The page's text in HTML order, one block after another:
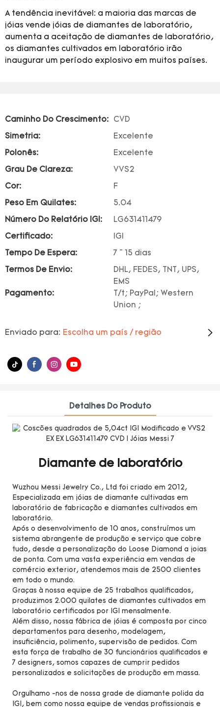
A tendência inevitável: a maioria das marcas de
jóias vende jóias de diamantes de laboratório,
aumenta a aceitação de diamantes de laboratório,
os diamantes cultivados em laboratório irão
inaugurar um período explosivo em muitos países.
Caminho Do Crescimento: CVD
Simetria: Excelente
Polonês: Excelente
Grau De Clareza: VVS2
Cor: F
Peso Em Quilates: 5.04
Número Do Relatório IGI: LG631411479
Certificado: IGI
Tempo De Espera: 7 ~ 15 dias
Termos De Envio:
DHL, FEDES, TNT, UPS,
EMS
Pagamento:
T/t; PayPal; Western
Union ;
Enviado para: Escolha um país / região
Detalhes Do Produto
Diamante de laboratório
Wuzhou Messi Jewelry Co., Ltd foi criado em 2012,
Especializada em jóias de diamante cultivadas em
laboratório de fabricação e diamantes cultivados em
laboratório.
Após o desenvolvimento de 10 anos, construímos um
sistema abrangente de produção e serviço que cobre
tudo, desde a personalização do Loose Diamond a joias
de ponta. Com uma vasta experiência em vendas de
comércio exterior, atendemos mais de 2500 clientes
em todo o mundo.
Graças à nossa equipe de 25 trabalhos qualificados,
produzimos 2.000 quilates de diamantes cultivados em
laboratório certificados por IGI mensalmente.
Além disso, nossa fábrica de jóias é composta por cinco
departamentos para desenho, modelagem,
insuficiência, polimento, supervisão de pedidos. Com
esta força de trabalho de 30 funcionários qualificados e
7 designers, somos capazes de cumprir pedidos
personalizados e solicitações de produção em massa.
Orgulhamo -nos de nossa grade de diamante polida da
IGI, bem como nossa equipe de vendas profissionais e